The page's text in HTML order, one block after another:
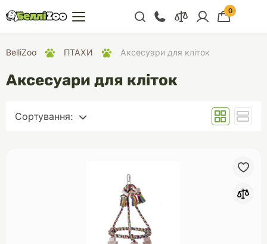
+38 (068) 300 91 91
+38 (093) 300 91 91
0
BelliZoo ПТАХИ Аксесуари для кліток
Аксесуари для кліток
Сортування: